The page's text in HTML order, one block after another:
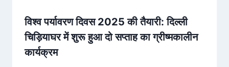
विश्व पर्यावरण दिवस 2025 की तैयारी: दिल्ली
चिड़ियाघर में शुरू हुआ दो सप्ताह का ग्रीष्मकालीन
कार्यक्रम